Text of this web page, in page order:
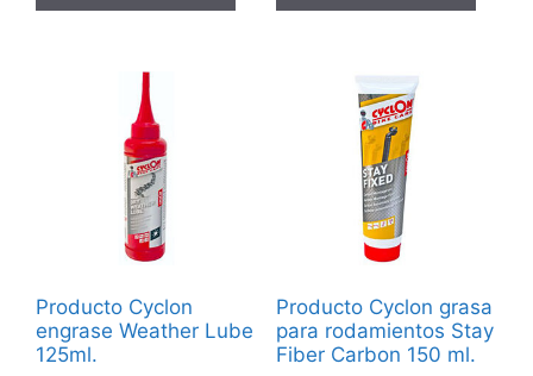
Producto Cyclon
engrase Weather Lube
125ml.
Producto Cyclon grasa
para rodamientos Stay
Fiber Carbon 150 ml.